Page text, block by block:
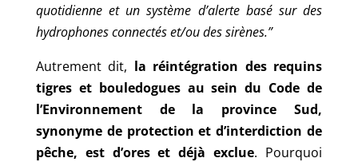
quotidienne et un système d’alerte basé sur des
hydrophones connectés et/ou des sirènes.”
Autrement dit, la réintégration des requins
tigres et bouledogues au sein du Code de
l’Environnement de la province Sud,
synonyme de protection et d’interdiction de
pêche, est d’ores et déjà exclue. Pourquoi